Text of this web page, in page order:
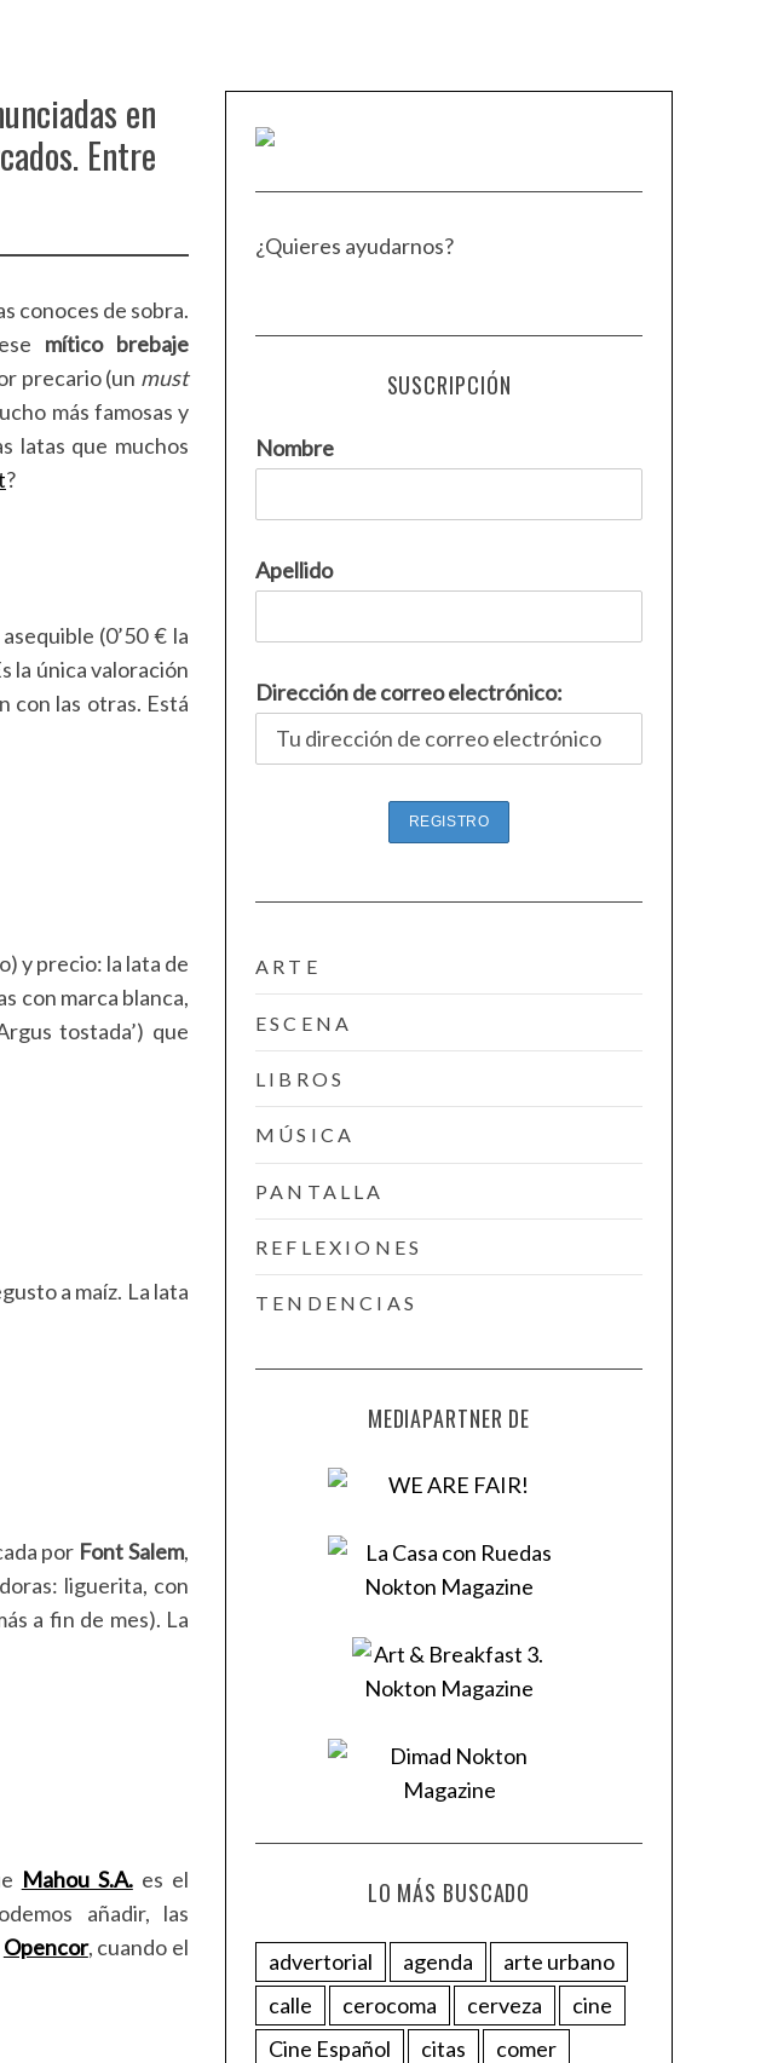
en
Entre
conoces de sobra.
mítico brebaje
precario (un must
más famosas y
latas que muchos
?
(0’50 € la
la única valoración
con las otras. Está
y precio: la lata de
con marca blanca,
tostada’) que
a maíz. La lata
por Font Salem,
liguerita, con
a fin de mes). La
Mahou S.A.es el
añadir, las
Opencor, cuando el
¿Quieres ayudarnos?
SUSCRIPCIÓN
Nombre
Apellido
Dirección de correo electrónico:
ARTE
ESCENA
LIBROS
MÚSICA
PANTALLA
REFLEXIONES
TENDENCIAS
MEDIAPARTNER DE
LO MÁS BUSCADO
advertorial agenda
arte urbano
calle
cerocoma cerveza
cine
Cine Español
citas
comer